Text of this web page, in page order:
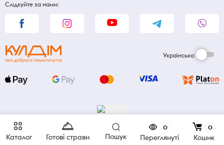
Каталог Готові страви Пошук
0
Переглянуті
0
Кошик
Слідкуйте за нами:
Українська